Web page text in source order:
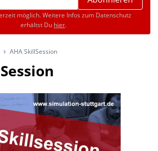
möglich. Weitere Infos zum Datenschutz
erhältst Du hier.
AHA SkillSession